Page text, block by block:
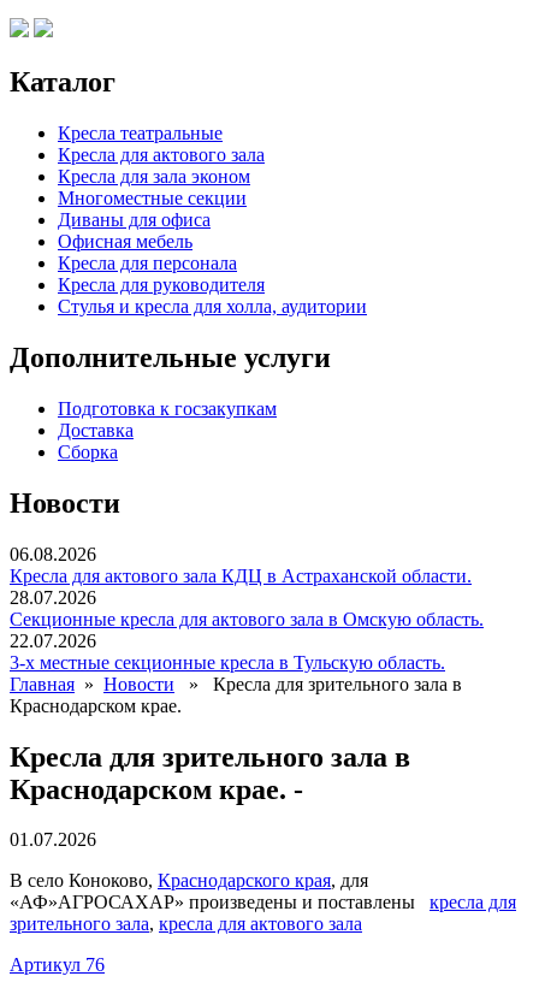
Каталог
Кресла театральные
Кресла для актового зала
Кресла для зала эконом
Многоместные секции
Диваны для офиса
Офисная мебель
Кресла для персонала
Кресла для руководителя
Стулья и кресла для холла, аудитории
Дополнительные услуги
Подготовка к госзакупкам
Доставка
Сборка
Новости
06.08.2026
Кресла для актового зала КДЦ в Астраханской области.
28.07.2026
Секционные кресла для актового зала в Омскую область.
22.07.2026
3-х местные секционные кресла в Тульскую область.
Главная » Новости » Кресла для зрительного зала в
Краснодарском крае.
Кресла для зрительного зала в
Краснодарском крае. -
01.07.2026
В село Коноково, Краснодарского края, для
«АФ»АГРОСАХАР» произведены и поставлены кресла для
зрительного зала, кресла для актового зала
Артикул 76